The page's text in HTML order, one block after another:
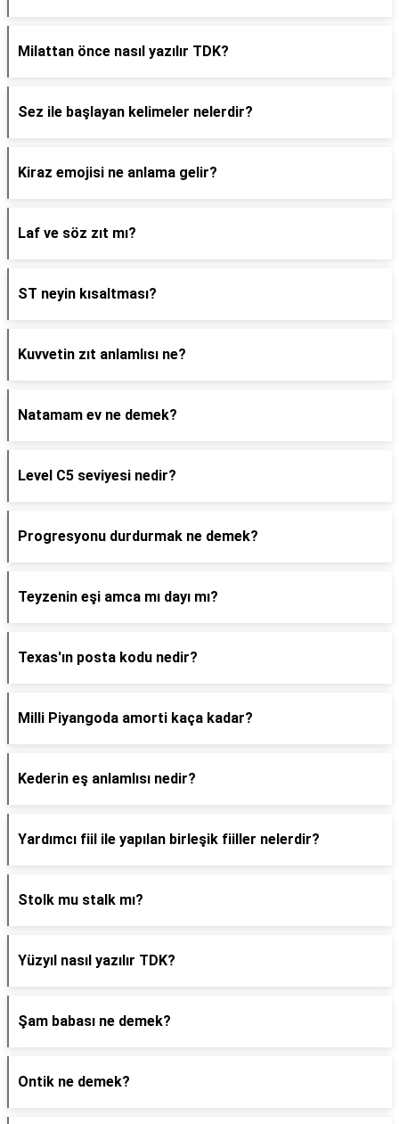
Milattan önce nasıl yazılır TDK?
Sez ile başlayan kelimeler nelerdir?
Kiraz emojisi ne anlama gelir?
Laf ve söz zıt mı?
ST neyin kısaltması?
Kuvvetin zıt anlamlısı ne?
Natamam ev ne demek?
Level C5 seviyesi nedir?
Progresyonu durdurmak ne demek?
Teyzenin eşi amca mı dayı mı?
Texas'ın posta kodu nedir?
Milli Piyangoda amorti kaça kadar?
Kederin eş anlamlısı nedir?
Yardımcı fiil ile yapılan birleşik fiiller nelerdir?
Stolk mu stalk mı?
Yüzyıl nasıl yazılır TDK?
Şam babası ne demek?
Ontik ne demek?